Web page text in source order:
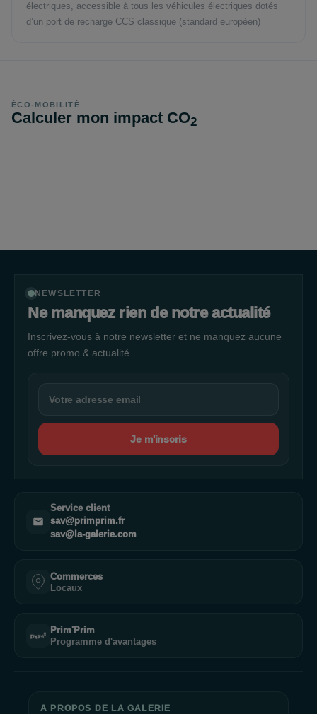
électriques, accessible à tous les véhicules électriques dotés
d’un port de recharge CCS classique (standard européen)
ÉCO-MOBILITÉ
Calculer mon impact CO2
NEWSLETTER
Ne manquez rien de notre actualité
Inscrivez-vous à notre newsletter et ne manquez aucune
offre promo & actualité.
Je m'inscris
Service client
sav@primprim.fr
sav@la-galerie.com
Commerces
Locaux
Prim'Prim
Programme d'avantages
A PROPOS DE LA GALERIE